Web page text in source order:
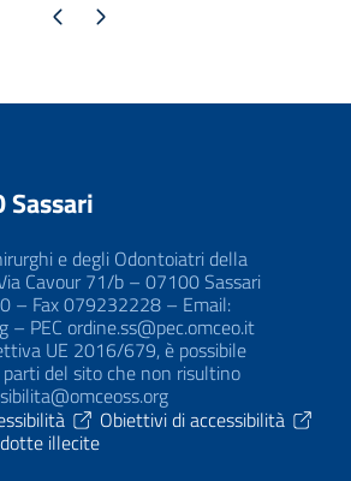
Pagina precedente
Pagina successiva
Sassari
e degli Odontoiatri della
Cavour 71/b – 07100 Sassari
– Fax 079232228 – Email:
– PEC ordine.ss@pec.omceo.it
UE 2016/679, è possibile
del sito che non risultino
Obiettivi di accessibilità
illecite